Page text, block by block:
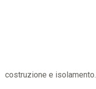
costruzione e isolamento.